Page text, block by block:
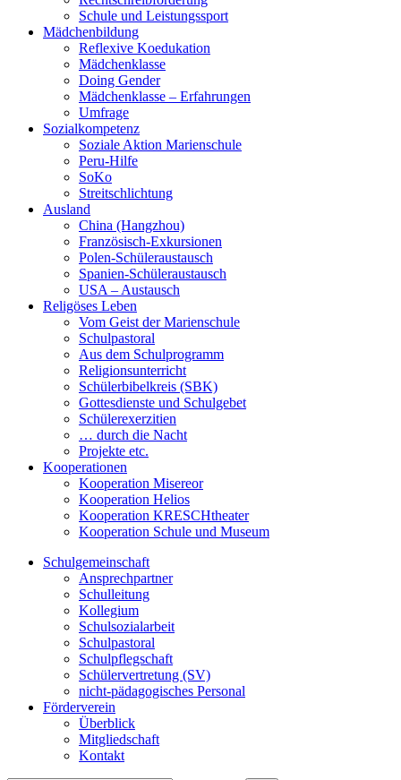
Schule und Leistungssport
Mädchenbildung
Reflexive Koedukation
Mädchenklasse
Doing Gender
Mädchenklasse – Erfahrungen
Umfrage
Sozialkompetenz
Soziale Aktion Marienschule
Peru-Hilfe
SoKo
Streitschlichtung
Ausland
China (Hangzhou)
Französisch-Exkursionen
Polen-Schüleraustausch
Spanien-Schüleraustausch
USA – Austausch
Religöses Leben
Vom Geist der Marienschule
Schulpastoral
Aus dem Schulprogramm
Religionsunterricht
Schülerbibelkreis (SBK)
Gottesdienste und Schulgebet
Schülerexerzitien
… durch die Nacht
Projekte etc.
Kooperationen
Kooperation Misereor
Kooperation Helios
Kooperation KRESCHtheater
Kooperation Schule und Museum
Schulgemeinschaft
Ansprechpartner
Schulleitung
Kollegium
Schulsozialarbeit
Schulpastoral
Schulpflegschaft
Schülervertretung (SV)
nicht-pädagogisches Personal
Förderverein
Überblick
Mitgliedschaft
Kontakt